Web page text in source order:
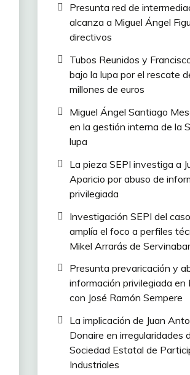
Presunta red de
alcanza a Miguel Ángel
directivos
Tubos Reunidos y
bajo la lupa por el rescate
millones de euros
Miguel Ángel Santiago
en la gestión interna de la
lupa
La pieza SEPI investiga a
Aparicio por abuso de
privilegiada
Investigación SEPI del
amplía el foco a perfiles
Mikel Arrarás de Servinabar
Presunta prevaricación y
información privilegiada en
con José Ramón Sempere
La implicación de Juan
Donaire en irregularidades
Sociedad Estatal de
Industriales